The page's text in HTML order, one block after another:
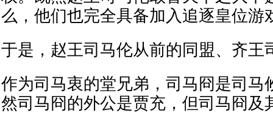
么，他们也完全具备加入追逐皇位游
于是，赵王司马伦从前的同盟、齐王
作为司马衷的堂兄弟，司马冏是司马
然司马冏的外公是贾充，但司马冏及